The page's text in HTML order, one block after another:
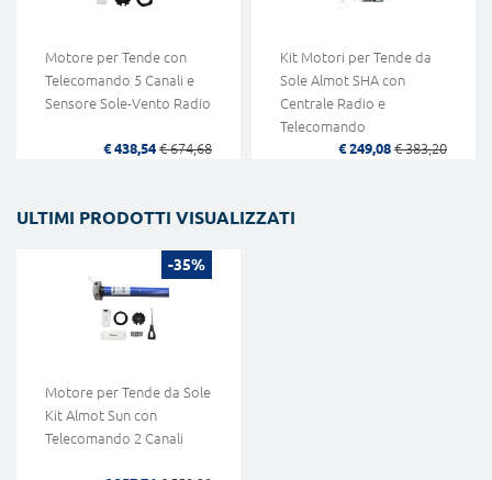
Motore per Tende con
Telecomando 5 Canali e
Sensore Sole-Vento Radio
€ 438,54 € 674,68
Kit Motori per Tende da
Sole Almot SHA con
Centrale Radio e
Telecomando
€ 249,08 € 383,20
ULTIMI PRODOTTI VISUALIZZATI
-35%
Motore per Tende da Sole
Kit Almot Sun con
Telecomando 2 Canali